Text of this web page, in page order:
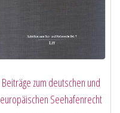
Beiträge zum deutschen und
europäischen Seehafenrecht